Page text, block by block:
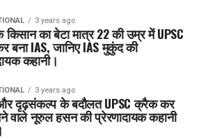
3 years ago
किसान का बेटा मात्र 22 की उम्र में UPSC
बना IAS, जानिए IAS मुकुंद की
कहानी।
3 years ago
दृढ़संकल्प के बदौलत UPSC क्रैक कर
वाले नूरुल हसन की प्रेरणादायक कहानी